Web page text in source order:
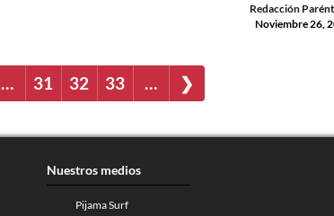
Redacción
Noviembre 26,
… 31 32 33 … ❯
Nuestros medios
Pijama Surf